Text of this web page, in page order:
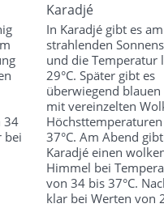
34
bei
Karadjé
In Karadjé gibt es
strahlenden
und die Temperatur
29°C. Später gibt es
überwiegend
mit vereinzelten
37°C. Am Abend
Karadjé einen
Himmel bei
von 34 bis 37°C.
klar bei Werten von